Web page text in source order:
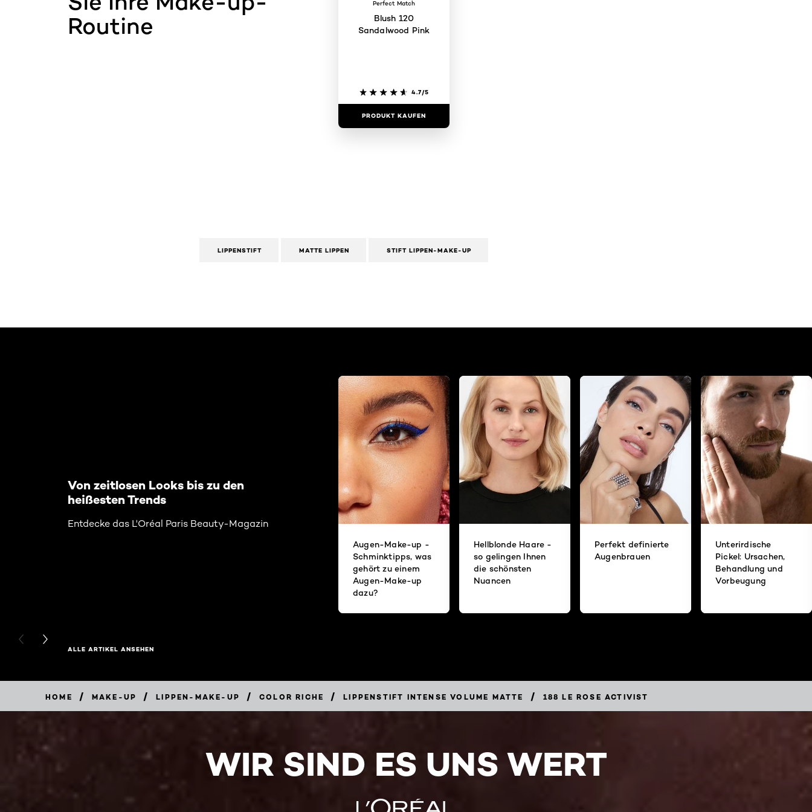
Routine
Perfect Match
Blush 120
Sandalwood Pink
4.7/5
PRODUKT KAUFEN
LIPPENSTIFT MATTE LIPPEN STIFT LIPPEN-MAKE-UP
Von zeitlosen Looks bis zu den
heißesten Trends
Entdecke das L'Oréal Paris Beauty-Magazin
Augen-Make-up -
Schminktipps, was
gehört zu einem
Augen-Make-up
dazu?
Hellblonde Haare -
so gelingen Ihnen
die schönsten
Nuancen
Perfekt definierte
Augenbrauen
Unterirdische
Pickel: Ursachen,
Behandlung und
Vorbeugung
PREVIOUS CARD
NEXT CARD
ALLE ARTIKEL ANSEHEN
HOME / MAKE-UP / LIPPEN-MAKE-UP / COLOR RICHE / LIPPENSTIFT INTENSE VOLUME MATTE / 188 LE ROSE ACTIVIST
WIR SIND ES UNS WERT